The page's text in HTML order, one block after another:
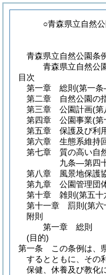
○青森県立自然
青森県立自然公園条
青森県立自然公
目次
第一章
総則 (第一
第二章
自然公園の
第三章
公園計画(第
第四章
公園事業(第
第五章
保護及び利
第六章
生態系維持
第七章
質の高い自
九条―第四
第八章
風景地保護
第九章
公園管理団
第十章
雑則 (第五
第十一章
罰則 (第
附則
第一章
総則
(目的)
第一条
この条例は、
するとともに、その
保健、休養及び教化